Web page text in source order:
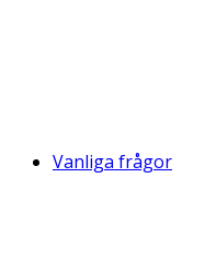
Vanliga frågor